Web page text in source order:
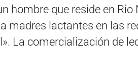
hombre que reside en Rio
madres lactantes en las
La comercialización de